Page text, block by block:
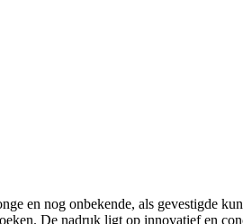
en nog onbekende, als gevestigde
De nadruk ligt op innovatief en